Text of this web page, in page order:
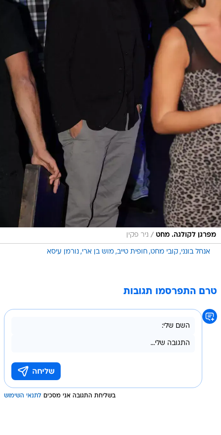
מפרגן לקולגה. מחט / ניר פקין
אנחל בונני קובי מחט חופית טייב מוש בן ארי נורמן עיסא
טרם התפרסמו תגובות
בשליחת התגובה אני מסכים לתנאי השימוש